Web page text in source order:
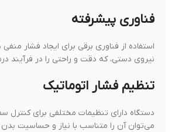
فناوری پیشرفته
استفاده از فناوری برقی برای ایجاد فشار منفی
نیروی دستی، که دقت و راحتی را در فرآیند
تنظیم فشار اتوماتیک
دستگاه دارای تنظیمات مختلفی برای کنترل سطح
می‌توان آن را متناسب با نیاز و حساسیت بدن